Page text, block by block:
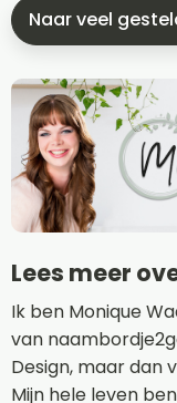
Naar veel
Lees meer
Ik ben Monique
van
Design, maar dan
Mijn hele leven